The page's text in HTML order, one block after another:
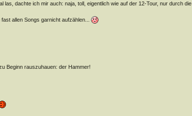
las, dachte ich mir auch: naja, toll, eigentlich wie auf der 12-Tour, nur durch die
allen Songs garnicht aufzählen...
Beginn rauszuhauen: der Hammer!